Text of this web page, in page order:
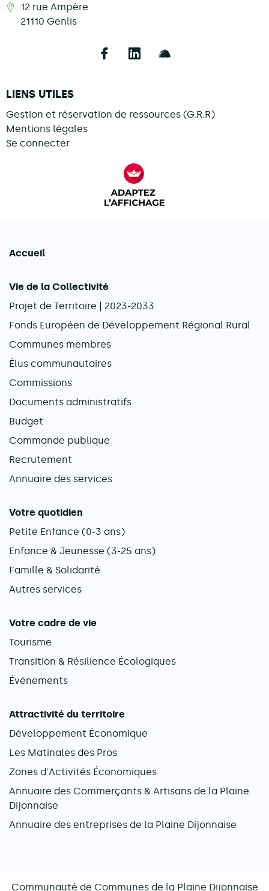
12 rue Ampère
21110 Genlis
Follow us on Facebook
Follow us on LinkedIn
Follow us on
LIENS UTILES
Gestion et réservation de ressources (G.R.R)
Mentions légales
Se connecter
FACIL'iti : Adaptez
Accueil
Vie de la Collectivité
Projet de Territoire | 2023-2033
Fonds Européen de Développement Régional Rural
Communes membres
Élus communautaires
Commissions
Documents administratifs
Budget
Commande publique
Recrutement
Annuaire des services
Votre quotidien
Petite Enfance (0-3 ans)
Enfance & Jeunesse (3-25 ans)
Famille & Solidarité
Autres services
Votre cadre de vie
Tourisme
Transition & Résilience Écologiques
Événements
Attractivité du territoire
Développement Économique
Les Matinales des Pros
Zones d'Activités Économiques
Annuaire des Commerçants & Artisans de la Plaine
Dijonnaise
Annuaire des entreprises de la Plaine Dijonnaise
Communauté de Communes de la Plaine Dijonnaise